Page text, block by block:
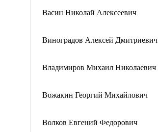
Васин Николай Алексеевич
Виноградов Алексей Дмитриевич
Владимиров Михаил Николаевич
Вожакин Георгий Михайлович
Волков Евгений Федорович